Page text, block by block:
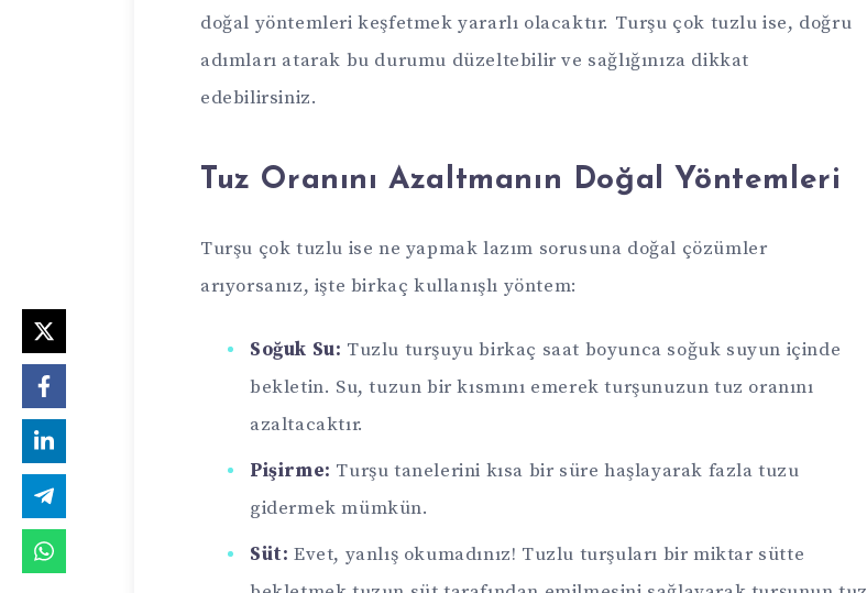
doğal yöntemleri keşfetmek yararlı olacaktır. Turşu çok tuzlu ise, doğru
adımları atarak bu durumu düzeltebilir ve sağlığınıza dikkat
edebilirsiniz.
Tuz Oranını Azaltmanın Doğal Yöntemleri
Turşu çok tuzlu ise ne yapmak lazım sorusuna doğal çözümler
arıyorsanız, işte birkaç kullanışlı yöntem:
Soğuk Su: Tuzlu turşuyu birkaç saat boyunca soğuk suyun içinde
bekletin. Su, tuzun bir kısmını emerek turşunuzun tuz oranını
azaltacaktır.
Pişirme: Turşu tanelerini kısa bir süre haşlayarak fazla tuzu
gidermek mümkün.
Süt: Evet, yanlış okumadınız! Tuzlu turşuları bir miktar sütte